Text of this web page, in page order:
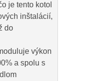
je tento kotol
inštalácií,
do
výkon
a spolu s